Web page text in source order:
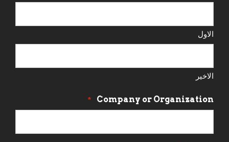
الاول
الاخير
Company or Organization
*